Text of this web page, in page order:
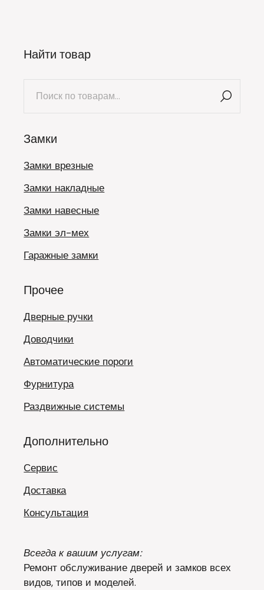
Найти товар
Замки
Замки врезные
Замки накладные
Замки навесные
Замки эл-мех
Гаражные замки
Прочее
Дверные ручки
Доводчики
Автоматические пороги
Фурнитура
Раздвижные системы
Дополнительно
Сервис
Доставка
Консультация
Всегда к вашим услугам:
Ремонт обслуживание дверей и замков всех
видов, типов и моделей.